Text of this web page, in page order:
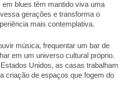
blues têm mantido viva uma
gerações e transforma o
mais contemplativa.
música, frequentar um bar de
em um universo cultural próprio.
Unidos, as casas trabalham
criação de espaços que fogem do